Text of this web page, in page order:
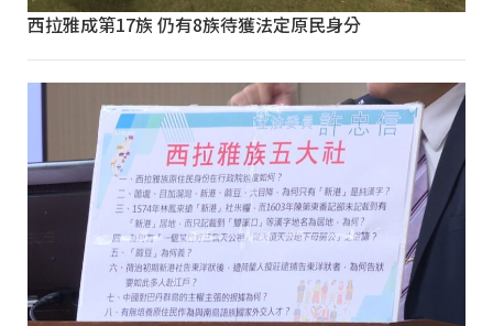
西拉雅成第17族 仍有8族待獲法定原民身分